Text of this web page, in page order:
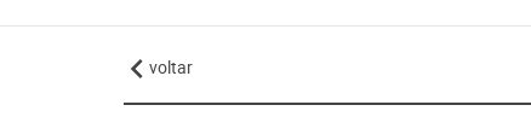
voltar